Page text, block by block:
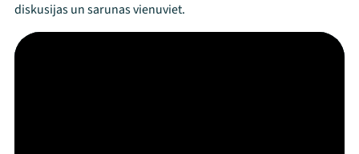
diskusijas un sarunas vienuviet.